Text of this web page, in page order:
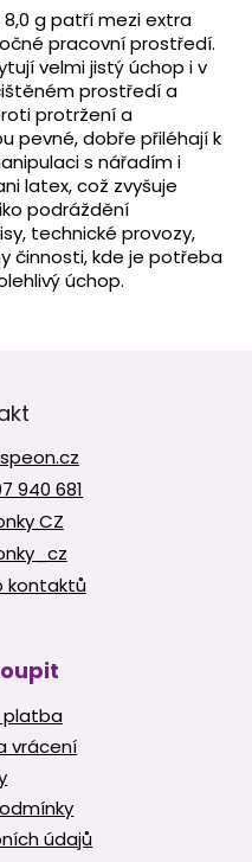
g patří mezi extra
pracovní prostředí.
velmi jistý úchop i v
prostředí a
protržení a
pevné, dobře přiléhají k
s nářadím i
latex, což zvyšuje
podráždění
technické provozy,
činnosti, kde je potřeba
úchop.
940 681
CZ
kontaktů
platba
vrácení
údajů